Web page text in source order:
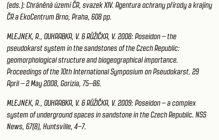
(eds.): Chráněná území ČR, svazek XIV. Agentura ochrany přírody a krajiny
ČR a EkoCentrum Brno, Praha, 608 pp.
MLEJNEK, R., OUHRABKA, V. & RŮŽIČKA, V. 2008: Poseidon – the
pseudokarst system in the sandstones of the Czech Republic:
geomorphological structure and biogeographical importance.
Proceedings of the 10th International Symposium on Pseudokarst. 29
April – 2 May 2008, Gorizia, 75–86.
MLEJNEK, R., OUHRABKA, V. & RŮŽIČKA, V. 2009: Poseidon – a complex
system of underground spaces in sandstone in the Czech Republic. NSS
News, 67(8), Huntsville, 4–7.